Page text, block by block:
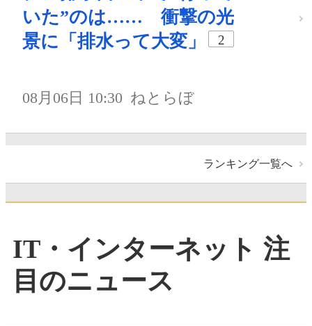
いた”のは…… 衝撃の光
景に「排水って大変」
2
08月06日 10:30 ねとらぼ
ランキング一覧へ
IT・インターネット 注
目のニュース